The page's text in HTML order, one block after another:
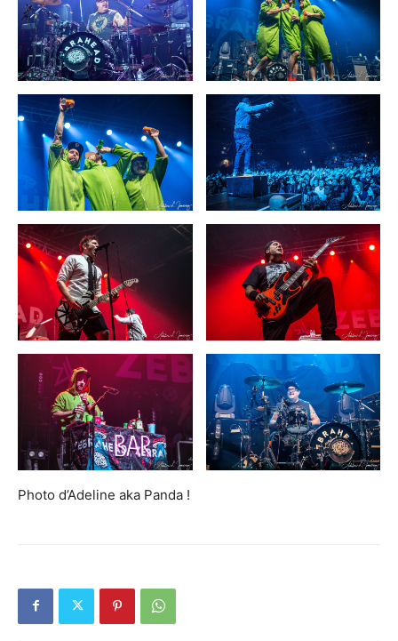
Photo d’Adeline aka Panda !